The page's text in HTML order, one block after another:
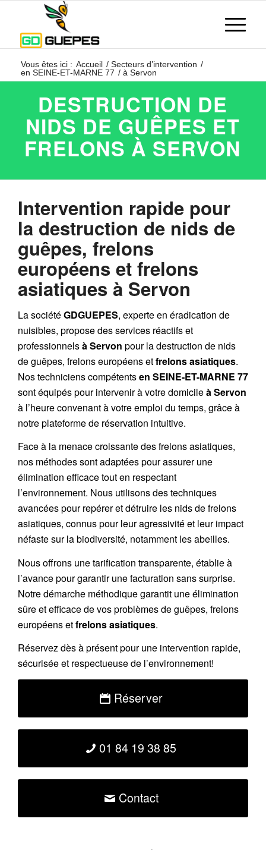
Vous êtes ici : Accueil / Secteurs d’intervention /
en SEINE-ET-MARNE 77 / à Servon
DESTRUCTION DE
NIDS DE GUÊPES ET
FRELONS À SERVON
Intervention rapide pour
la destruction de nids de
guêpes, frelons
européens et frelons
asiatiques à Servon
La sociétéGDGUEPES, experte en éradication de
nuisibles, propose des services réactifs et
professionnelsà Servon pour la destruction de nids
de guêpes, frelons européensetfrelons asiatiques.
Nos techniciens compétentsen SEINE-ET-MARNE 77
sont équipés pour intervenir à votre domicileà Servon
à l’heure convenant à votre emploi du temps, grâce à
notre plateforme de réservation intuitive.
Face à la menace croissante des frelons asiatiques,
nos méthodes sont adaptées pour assurer une
élimination efficace tout en respectant
l’environnement. Nous utilisons des techniques
avancées pour repérer et détruire les nids defrelons
asiatiques, connus pour leur agressivité et leur impact
néfaste sur la biodiversité, notamment les abeilles.
Nous offrons unetarification transparente, établie à
l’avance pour garantir une facturation sans surprise.
Notre démarche méthodique garantit une élimination
sûre et efficace de vos problèmes de guêpes, frelons
européens etfrelons asiatiques.
Réservezdès à présent pour une intervention rapide,
sécurisée et respectueuse de l’environnement!
Réserver
01 84 19 38 85
Contact